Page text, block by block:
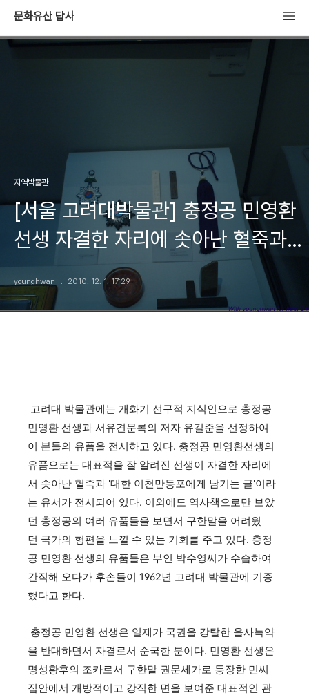
문화유산 답사
지역박물관
[서울 고려대박물관] 충정공 민영환
선생 자결한 자리에 솟아난 혈죽과
younghwan 2010. 12. 1. 17:29
고려대 박물관에는 개화기 선구적 지식인으로 충정공
민영환 선생과 서유견문록의 저자 유길준을 선정하여
이 분들의 유품을 전시하고 있다. 충정공 민영환선생의
유품으로는 대표적을 잘 알려진 선생이 자결한 자리에
서 솟아난 혈죽과 '대한 이천만동포에게 남기는 글'이라
는 유서가 전시되어 있다. 이외에도 역사책으로만 보았
던 충정공의 여러 유품들을 보면서 구한말을 어려웠
던 국가의 형편을 느낄 수 있는 기회를 주고 있다. 충정
공 민영환 선생의 유품들은 부인 박수영씨가 수습하여
간직해 오다가 후손들이 1962년 고려대 박물관에 기증
했다고 한다.
충정공 민영환 선생은 일제가 국권을 강탈한 을사늑약
을 반대하면서 자결로서 순국한 분이다. 민영환 선생은
명성황후의 조카로서 구한말 권문세가로 등장한 민씨
집안에서 개방적이고 강직한 면을 보여준 대표적인 관